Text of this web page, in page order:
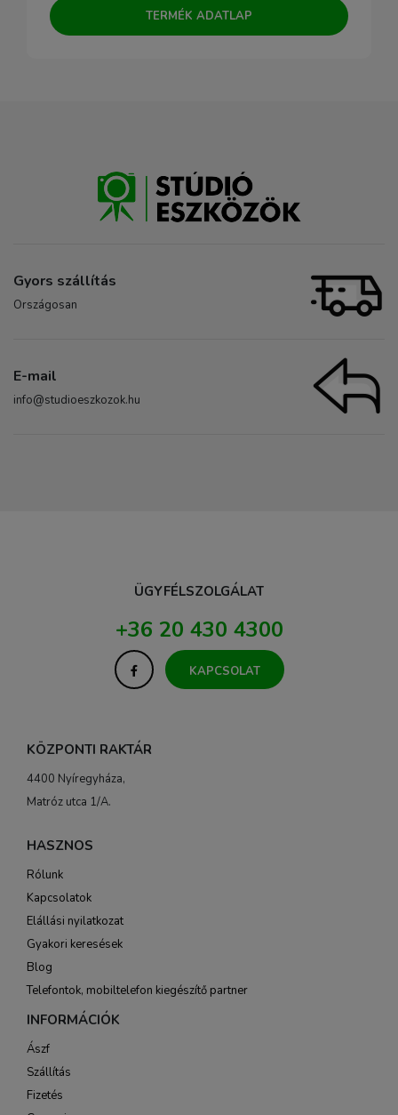
TERMÉK ADATLAP
Gyors szállítás
Országosan
E-mail
info@studioeszkozok.hu
ÜGYFÉLSZOLGÁLAT
+36 20 430 4300
KAPCSOLAT
KÖZPONTI RAKTÁR
4400 Nyíregyháza,
Matróz utca 1/A.
HASZNOS
Rólunk
Kapcsolatok
Elállási nyilatkozat
Gyakori keresések
Blog
Telefontok, mobiltelefon kiegészítő partner
INFORMÁCIÓK
Ászf
Szállítás
Fizetés